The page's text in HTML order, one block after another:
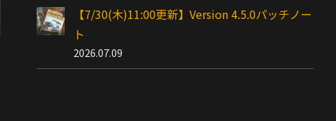
【7/30(木)11:00更新】Version 4.5.0パッチノー
ト
2026.07.09